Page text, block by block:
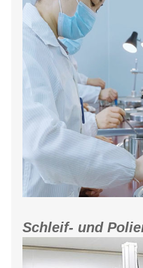
Schleif- und